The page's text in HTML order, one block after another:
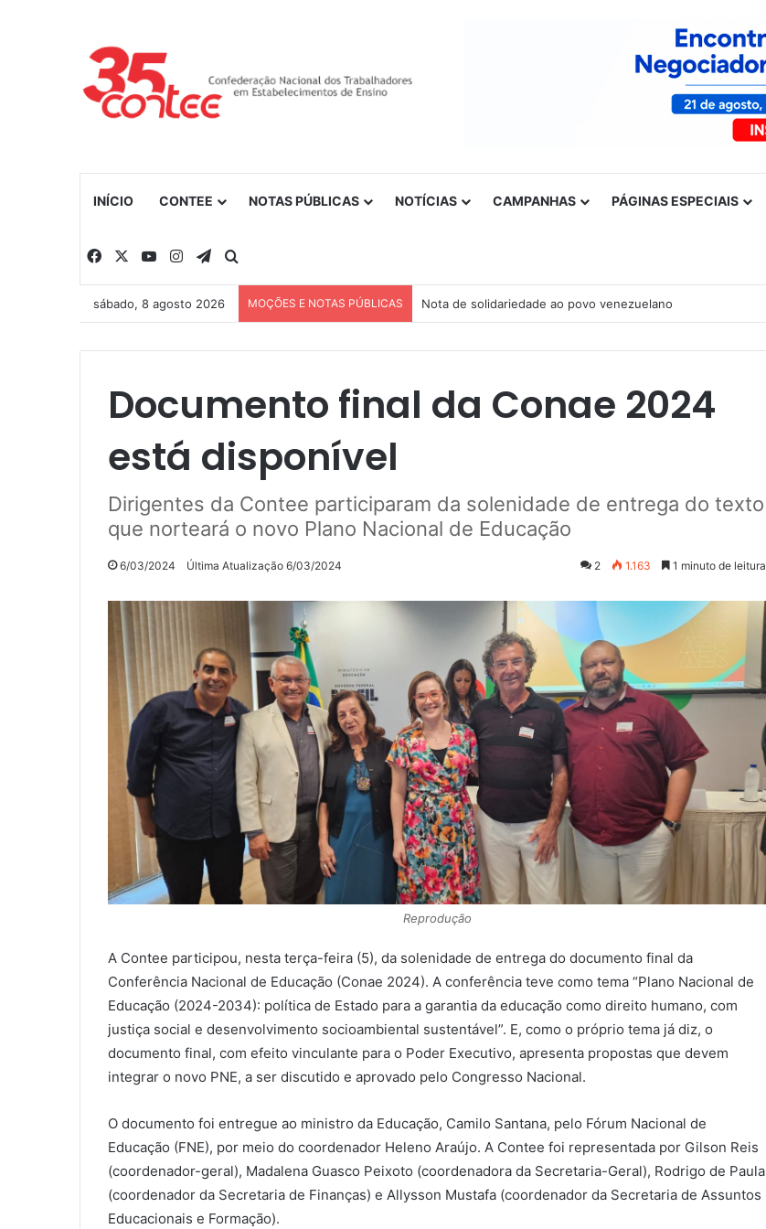
INÍCIO CONTEE NOTAS PÚBLICAS NOTÍCIAS CAMPANHAS PÁGINAS ESPECIAIS
Facebook YouTubeInstagramTelegram
sábado, 8 agosto 2026 MOÇÕES E NOTAS PÚBLICAS Nota de solidariedade ao povo venezuelano
Documento final da Conae 2024
está disponível
Dirigentes da Contee participaram da solenidade de entrega do texto
que norteará o novo Plano Nacional de Educação
6/03/2024 Última Atualização 6/03/2024 2 1.163 1 minuto de leitura
Reprodução
A Contee participou, nesta terça-feira (5), da solenidade de entrega do documento final da
Conferência Nacional de Educação (Conae 2024). A conferência teve como tema “Plano Nacional de
Educação (2024-2034): política de Estado para a garantia da educação como direito humano, com
justiça social e desenvolvimento socioambiental sustentável”. E, como o próprio tema já diz, o
documento final, com efeito vinculante para o Poder Executivo, apresenta propostas que devem
integrar o novo PNE, a ser discutido e aprovado pelo Congresso Nacional.
O documento foi entregue ao ministro da Educação, Camilo Santana, pelo Fórum Nacional de
Educação (FNE), por meio do coordenador Heleno Araújo. A Contee foi representada por Gilson Reis
(coordenador-geral), Madalena Guasco Peixoto (coordenadora da Secretaria-Geral), Rodrigo de Paula
(coordenador da Secretaria de Finanças) e Allysson Mustafa (coordenador da Secretaria de Assuntos
Educacionais e Formação).